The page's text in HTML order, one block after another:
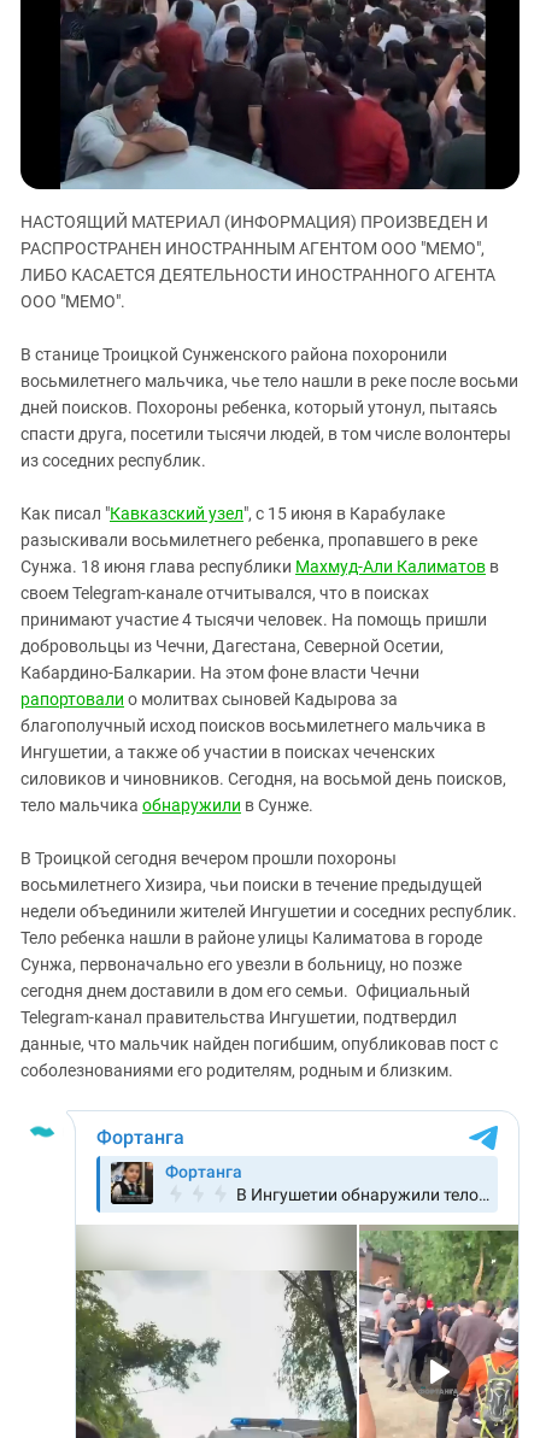
ЗАСТАВЛЯЕТ
КАВКАЗ ЗА ПАЛЕСТИНУ
ИНАКОМЫСЛИЕ В ЧЕЧНЕ
ПРЕСЛЕДОВАНИЕ АКТИВИСТОВ
МОБИЛИЗАЦИЯ И ПРОТЕСТЫ
Дагестан
Ингушетия
Кабардино-Балкария
Калмыкия
Карачаево-Черкесия
Нагорный Карабах
Российская Федерация
Северная Осетия - Алания
Ставропольский край
Чечня
Южная Осетия
Южный Кавказ
ЮФО
НАСТОЯЩИЙ МАТЕРИАЛ (ИНФОРМАЦИЯ) ПРОИЗВЕДЕН И
РАСПРОСТРАНЕН ИНОСТРАННЫМ АГЕНТОМ ООО "МЕМО",
ЛИБО КАСАЕТСЯ ДЕЯТЕЛЬНОСТИ ИНОСТРАННОГО АГЕНТА
ООО "МЕМО".
В станице Троицкой Сунженского района похоронили
восьмилетнего мальчика, чье тело нашли в реке после восьми
дней поисков. Похороны ребенка, который утонул, пытаясь
спасти друга, посетили тысячи людей, в том числе волонтеры
из соседних республик.
Как писал "Кавказский узел", с 15 июня в Карабулаке
разыскивали восьмилетнего ребенка, пропавшего в реке
Сунжа. 18 июня глава республики Махмуд-Али Калиматов в
своем Telegram-канале отчитывался, что в поисках
принимают участие 4 тысячи человек. На помощь пришли
добровольцы из Чечни, Дагестана, Северной Осетии,
Кабардино-Балкарии. На этом фоне власти Чечни
рапортовали о молитвах сыновей Кадырова за
благополучный исход поисков восьмилетнего мальчика в
Ингушетии, а также об участии в поисках чеченских
силовиков и чиновников. Сегодня, на восьмой день поисков,
тело мальчика обнаружили в Сунже.
В Троицкой сегодня вечером прошли похороны
восьмилетнего Хизира, чьи поиски в течение предыдущей
недели объединили жителей Ингушетии и соседних республик.
Тело ребенка нашли в районе улицы Калиматова в городе
Сунжа, первоначально его увезли в больницу, но позже
сегодня днем доставили в дом его семьи. Официальный
Telegram-канал правительства Ингушетии, подтвердил
данные, что мальчик найден погибшим, опубликовав пост с
соболезнованиями его родителям, родным и близким.